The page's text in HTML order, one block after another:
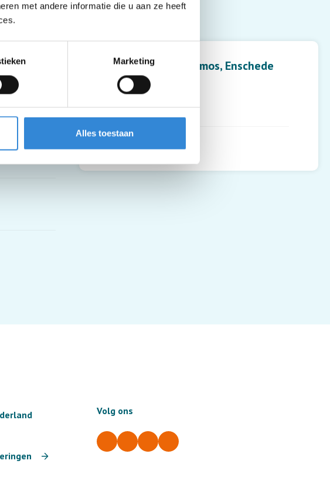
met andere informatie die u aan ze heeft
Marketing
Alles toestaan
Woonlocatie Pathmos, Enschede
Eversstraat 49
7545 SX,Enschede
Routebeschrijving
Volg ons